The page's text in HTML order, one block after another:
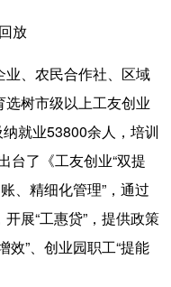
放
、农民合作社、区域
树市级以上工友创业
就业53800余人，培训
台了《工友创业“双提
、精细化管理”，通过
展“工惠贷”，提供政策
效”、创业园职工“提能